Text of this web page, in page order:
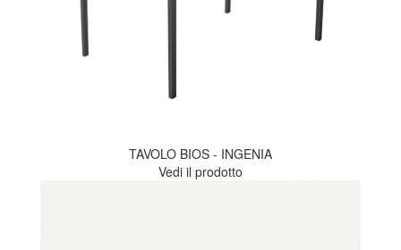
TAVOLO BIOS - INGENIA
Vedi il prodotto